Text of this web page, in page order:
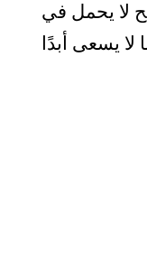
لا يحمل في
لا يسعى أبدًا